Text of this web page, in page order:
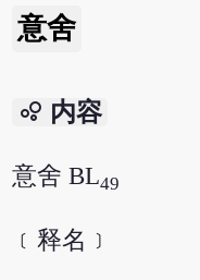
意舍
bubble_chart 内容
意舍 BL49
﹝释名﹞